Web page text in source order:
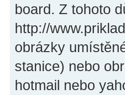
board. Z tohoto
http://
obrázky
stanice) nebo
hotmail nebo